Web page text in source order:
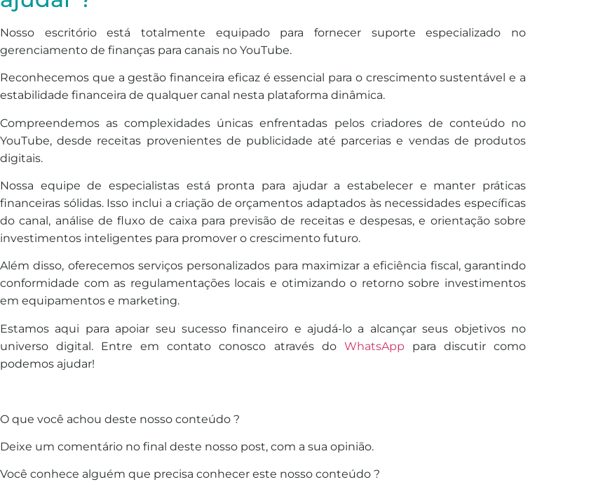
Nosso escritório está totalmente equipado para fornecer suporte especializado no
gerenciamento de finanças para canais no YouTube.
Reconhecemos que a gestão financeira eficaz é essencial para o crescimento sustentável e a
estabilidade financeira de qualquer canal nesta plataforma dinâmica.
Compreendemos as complexidades únicas enfrentadas pelos criadores de conteúdo no
YouTube, desde receitas provenientes de publicidade até parcerias e vendas de produtos
digitais.
Nossa equipe de especialistas está pronta para ajudar a estabelecer e manter práticas
financeiras sólidas. Isso inclui a criação de orçamentos adaptados às necessidades específicas
do canal, análise de fluxo de caixa para previsão de receitas e despesas, e orientação sobre
investimentos inteligentes para promover o crescimento futuro.
Além disso, oferecemos serviços personalizados para maximizar a eficiência fiscal, garantindo
conformidade com as regulamentações locais e otimizando o retorno sobre investimentos
em equipamentos e marketing.
Estamos aqui para apoiar seu sucesso financeiro e ajudá-lo a alcançar seus objetivos no
universo digital. Entre em contato conosco através do WhatsApp para discutir como
podemos ajudar!
O que você achou deste nosso conteúdo ?
Deixe um comentário no final deste nosso post, com a sua opinião.
Você conhece alguém que precisa conhecer este nosso conteúdo ?